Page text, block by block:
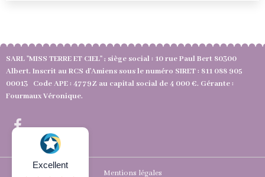
SARL "MISS TERRE ET CIEL" ; siège social : 10 rue Paul Bert 80300
Albert. Inscrit au RCS d'Amiens sous le numéro SIRET : 811 088 905
00013 Code APE : 4779Z au capital social de 4 000 €. Gérante :
Fourmaux Véronique.
Mentions légales
Excellent